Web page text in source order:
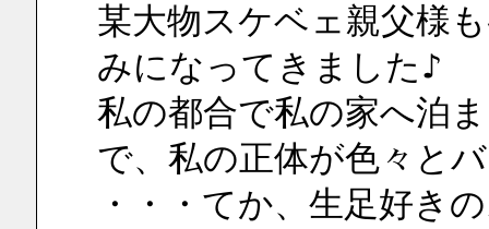
某大物スケベェ親父様
みになってきました♪
私の都合で私の家へ泊
で、私の正体が色々と
・・・てか、生足好き